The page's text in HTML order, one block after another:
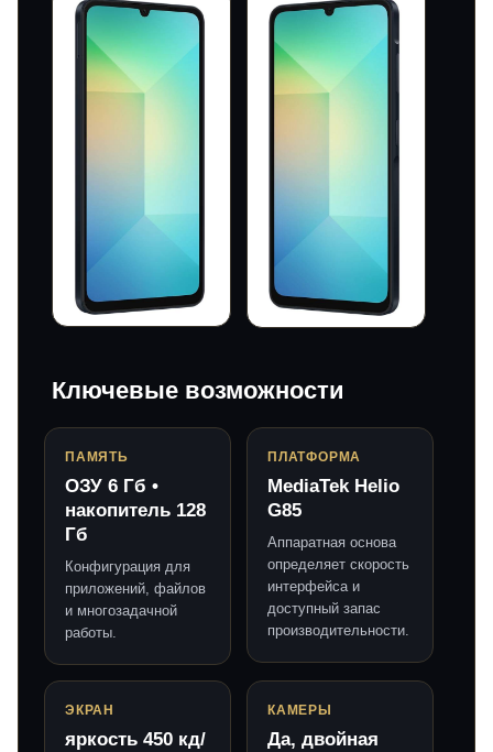
Ключевые возможности
ПАМЯТЬ
ОЗУ 6 Гб •
накопитель 128
Гб
Конфигурация для
приложений, файлов
и многозадачной
работы.
ПЛАТФОРМА
MediaTek Helio
G85
Аппаратная основа
определяет скорость
интерфейса и
доступный запас
производительности.
ЭКРАН
яркость 450 кд/
КАМЕРЫ
Да, двойная